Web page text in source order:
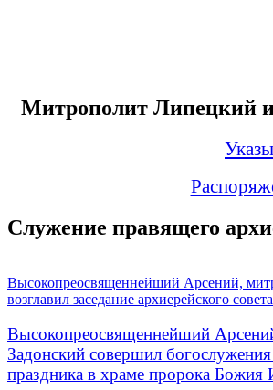
Митрополит Липецкий
Указы
Служение правящего
Высокопреосвященнейший Арсений,
возглавил заседание архиерейского
Высокопреосвященнейший
Задонский совершил
праздника в храме пророка Божия